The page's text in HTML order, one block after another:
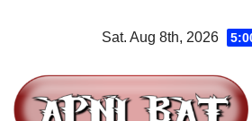
Sat. Aug 8th, 2026